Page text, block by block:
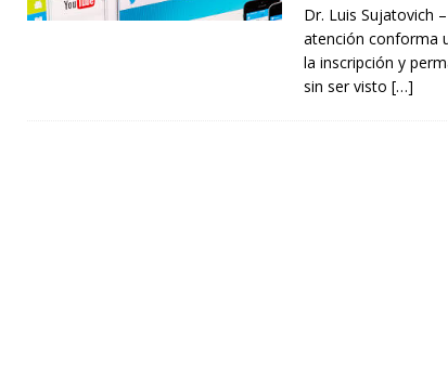
Dr. Luis Sujatovich
atención conforma
la inscripción y
sin ser visto […]